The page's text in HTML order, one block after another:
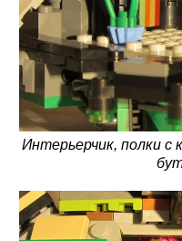
Интерьерчик, полки с